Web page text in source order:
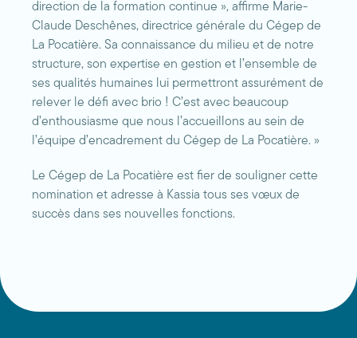
direction de la formation continue », affirme Marie-
Claude Deschênes, directrice générale du Cégep de
La Pocatière. Sa connaissance du milieu et de notre
structure, son expertise en gestion et l’ensemble de
ses qualités humaines lui permettront assurément de
relever le défi avec brio ! C’est avec beaucoup
d’enthousiasme que nous l’accueillons au sein de
l’équipe d’encadrement du Cégep de La Pocatière. »
Le Cégep de La Pocatière est fier de souligner cette
nomination et adresse à Kassia tous ses vœux de
succès dans ses nouvelles fonctions.